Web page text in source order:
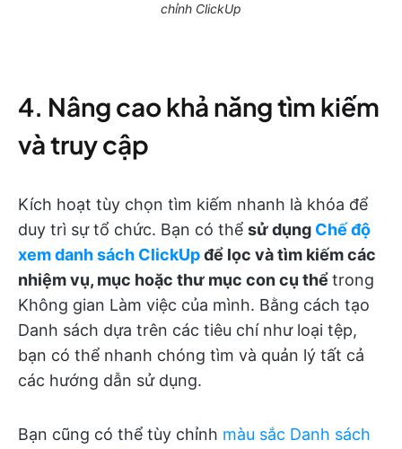
chỉnh ClickUp
4. Nâng cao khả năng tìm kiếm
và truy cập
Kích hoạt tùy chọn tìm kiếm nhanh là khóa để
duy trì sự tổ chức. Bạn có thể sử dụng Chế độ
xem danh sách ClickUpđể lọc và tìm kiếm các
nhiệm vụ, mục hoặc thư mục con cụ thểtrong
Không gian Làm việc của mình. Bằng cách tạo
Danh sách dựa trên các tiêu chí như loại tệp,
bạn có thể nhanh chóng tìm và quản lý tất cả
các hướng dẫn sử dụng.
Bạn cũng có thể tùy chỉnh màu sắc Danh sách